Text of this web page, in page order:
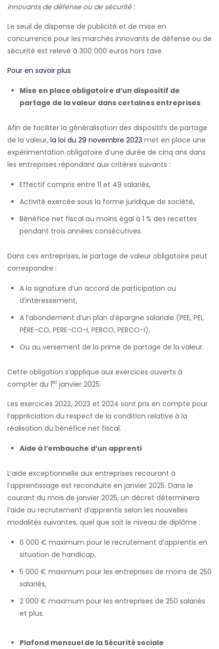
innovants de défense ou de sécurité :
Le seuil de dispense de publicité et de mise en
concurrence pour les marchés innovants de défense ou de
sécurité est relevé à 300 000 euros hors taxe.
Pour en savoir plus
Mise en place obligatoire d’un dispositif de
partage de la valeur dans certaines entreprises
Afin de faciliter la généralisation des dispositifs de partage
de la valeur, la loi du 29 novembre 2023 met en place une
expérimentation obligatoire d’une durée de cinq ans dans
les entreprises répondant aux critères suivants :
Effectif compris entre 11 et 49 salariés,
Activité exercée sous la forme juridique de société,
Bénéfice net fiscal au moins égal à 1 % des recettes
pendant trois années consécutives.
Dans ces entreprises, le partage de valeur obligatoire peut
correspondre :
A la signature d’un accord de participation ou
d’intéressement,
A l’abondement d’un plan d’épargne salariale (PEE, PEI,
PÈRE-CO, PERE-CO-I, PERCO, PERCO-I),
Ou au versement de la prime de partage de la valeur.
Cette obligation s’applique aux exercices ouverts à
compter du 1er janvier 2025.
Les exercices 2022, 2023 et 2024 sont pris en compte pour
l’appréciation du respect de la condition relative à la
réalisation du bénéfice net fiscal.
Aide à l’embauche d’un apprenti
L’aide exceptionnelle aux entreprises recourant à
l’apprentissage est reconduite en janvier 2025. Dans le
courant du mois de janvier 2025, un décret déterminera
l’aide au recrutement d’apprentis selon les nouvelles
modalités suivantes, quel que soit le niveau de diplôme :
6 000 € maximum pour le recrutement d’apprentis en
situation de handicap,
5 000 € maximum pour les entreprises de moins de 250
salariés,
2 000 € maximum pour les entreprises de 250 salariés
et plus.
Plafond mensuel de la Sécurité sociale